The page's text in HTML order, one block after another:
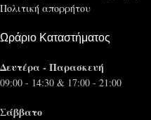
Πολιτική απορρήτου
Ωράριο Καταστήματος
Δευτέρα - Παρασκευή
09:00 - 14:30 & 17:00 - 21:00
Σάββατο